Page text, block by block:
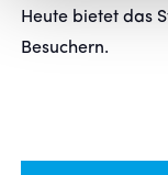
Heute bietet das
Besuchern.